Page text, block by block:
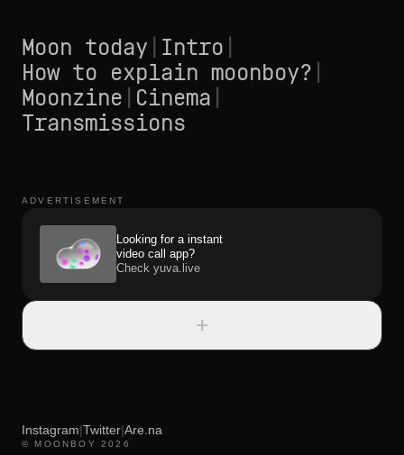
Moon today Intro
How to explain moonboy?
Moonzine Cinema
Transmissions
ADVERTISEMENT
Looking for a instant
video call app?
Check yuva.live
+
Instagram|Twitter|Are.na
© MOONBOY 2026